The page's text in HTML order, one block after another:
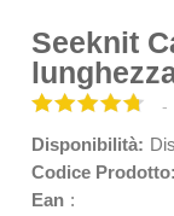
Seeknit
-
Disponibilità:
Codice Prodotto:
Ean :